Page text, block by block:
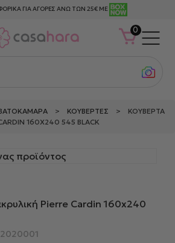
ΓΙΑ ΑΓΟΡΕΣ ΑΝΩ ΤΩΝ 25€ ΜΕ
0
> ΚΟΥΒΈΡΤΕΣ > ΚΟΥΒΈΡΤΑ
160X240 545 BLACK
Pierre Cardin 160x240